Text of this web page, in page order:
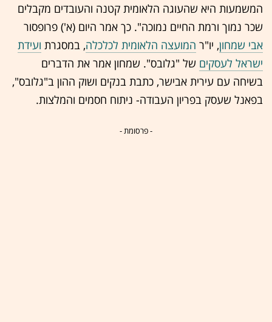
המשמעות היא שהעוגה הלאומית קטנה והעובדים מקבלים
שכר נמוך ורמת החיים נמוכה". כך אמר היום (א') פרופסור
אבי שמחון, יו"ר המועצה הלאומית לכלכלה, במסגרת ועידת
ישראל לעסקים של "גלובס". שמחון אמר את הדברים
בשיחה עם עירית אבישר, כתבת בנקים ושוק ההון ב"גלובס",
בפאנל שעסק בפריון העבודה- ניתוח חסמים והמלצות.
- פרסומת -